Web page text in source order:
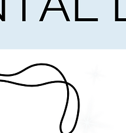
dass dieser Text
Mustervorlage
---------
Rechtliche Hinweise
Nach dem Kauf
herunterladen. Sie
der Post. Es
Kauf.